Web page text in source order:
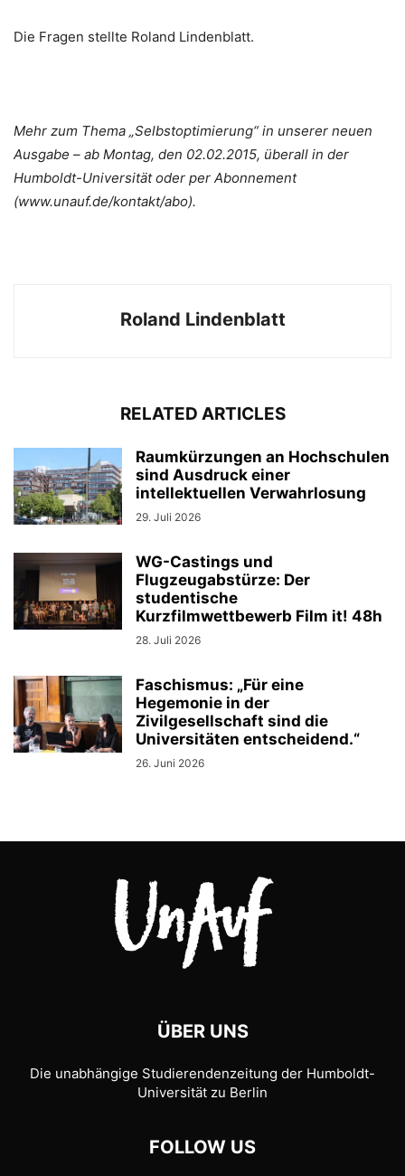
Die Fragen stellte Roland Lindenblatt.
Mehr zum Thema „Selbstoptimierung“ in unserer neuen
Ausgabe – ab Montag, den 02.02.2015, überall in der
Humboldt-Universität oder per Abonnement
(www.unauf.de/kontakt/abo).
Roland Lindenblatt
RELATED ARTICLES
Raumkürzungen an Hochschulen
sind Ausdruck einer
intellektuellen Verwahrlosung
29. Juli 2026
WG-Castings und
Flugzeugabstürze: Der
studentische
Kurzfilmwettbewerb Film it! 48h
28. Juli 2026
Faschismus: „Für eine
Hegemonie in der
Zivilgesellschaft sind die
Universitäten entscheidend.“
26. Juni 2026
ÜBER UNS
Die unabhängige Studierendenzeitung der Humboldt-
Universität zu Berlin
FOLLOW US